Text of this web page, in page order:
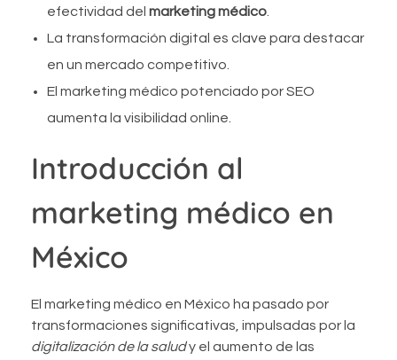
efectividad del marketing médico.
La transformación digital es clave para destacar
en un mercado competitivo.
El marketing médico potenciado por SEO
aumenta la visibilidad online.
Introducción al
marketing médico en
México
El marketing médico en México ha pasado por
transformaciones significativas, impulsadas por la
digitalización de la saludy el aumento de las